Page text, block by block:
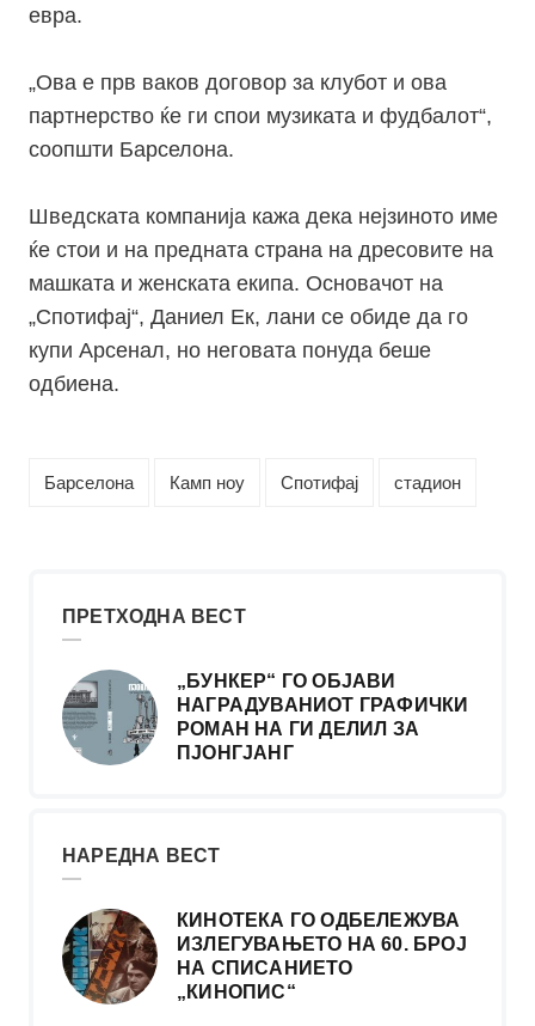
евра.
„Ова е прв ваков договор за клубот и ова
партнерство ќе ги спои музиката и фудбалот“,
соопшти Барселона.
Шведската компанија кажа дека нејзиното име
ќе стои и на предната страна на дресовите на
машката и женската екипа. Основачот на
„Спотифај“, Даниел Ек, лани се обиде да го
купи Арсенал, но неговата понуда беше
одбиена.
Барселона Камп ноу Спотифај стадион
ПРЕТХОДНА ВЕСТ
„БУНКЕР“ ГО ОБЈАВИ
НАГРАДУВАНИОТ ГРАФИЧКИ
РОМАН НА ГИ ДЕЛИЛ ЗА
ПЈОНГЈАНГ
НАРЕДНА ВЕСТ
КИНОТЕКА ГО ОДБЕЛЕЖУВА
ИЗЛЕГУВАЊЕТО НА 60. БРОЈ
НА СПИСАНИЕТО
„КИНОПИС“